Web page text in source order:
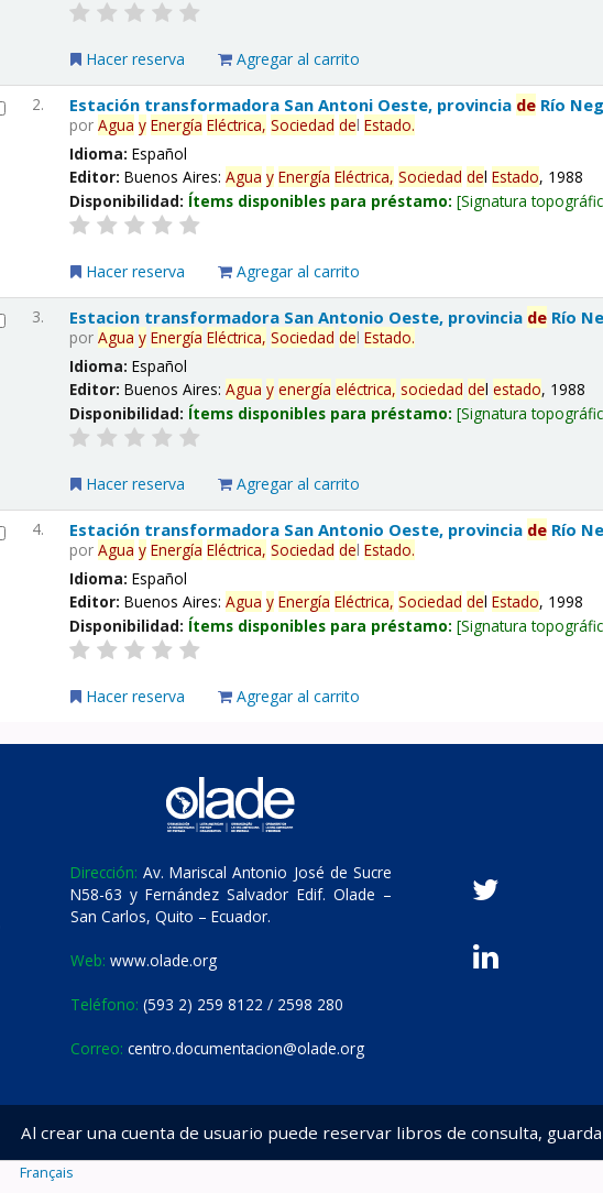
Hacer reserva Agregar al carrito
2. Estación transformadora San Antoni Oeste, provincia de Río
porAgua y Energía Eléctrica, Sociedad delEstado.
Idioma:Español
Editor:Buenos Aires:Agua y Energía Eléctrica, Sociedad delEstado, 1988
Disponibilidad: Ítems disponibles para préstamo: Signatura
Hacer reserva Agregar al carrito
3. Estacion transformadora San Antonio Oeste, provincia de Río
porAgua y Energía Eléctrica, Sociedad delEstado.
Idioma:Español
Editor:Buenos Aires:Agua y energía eléctrica, sociedad delestado, 1988
Disponibilidad: Ítems disponibles para préstamo: Signatura
Hacer reserva Agregar al carrito
4. Estación transformadora San Antonio Oeste, provincia de Río
porAgua y Energía Eléctrica, Sociedad delEstado.
Idioma:Español
Editor:Buenos Aires:Agua y Energía Eléctrica, Sociedad delEstado, 1998
Disponibilidad: Ítems disponibles para préstamo: Signatura
Hacer reserva Agregar al carrito
Dirección: Av. Mariscal Antonio José de Sucre
N58-63 y Fernández Salvador Edif. Olade –
San Carlos, Quito – Ecuador.
Web: www.olade.org
Teléfono: (593 2) 259 8122 / 2598 280
Correo: centro.documentacion@olade.org
Al crear una cuenta de usuario puede reservar libros de consulta,
Français